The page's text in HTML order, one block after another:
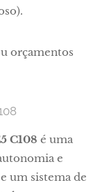
orçamentos
C108 é uma
e
e um sistema de